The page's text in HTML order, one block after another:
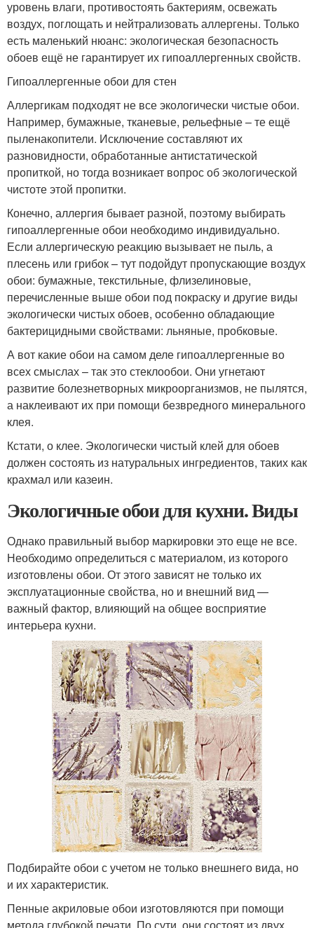
уровень влаги, противостоять бактериям, освежать
воздух, поглощать и нейтрализовать аллергены. Только
есть маленький нюанс: экологическая безопасность
обоев ещё не гарантирует их гипоаллергенных свойств.
Гипоаллергенные обои для стен
Аллергикам подходят не все экологически чистые обои.
Например, бумажные, тканевые, рельефные – те ещё
пыленакопители. Исключение составляют их
разновидности, обработанные антистатической
пропиткой, но тогда возникает вопрос об экологической
чистоте этой пропитки.
Конечно, аллергия бывает разной, поэтому выбирать
гипоаллергенные обои необходимо индивидуально.
Если аллергическую реакцию вызывает не пыль, а
плесень или грибок – тут подойдут пропускающие воздух
обои: бумажные, текстильные, флизелиновые,
перечисленные выше обои под покраску и другие виды
экологически чистых обоев, особенно обладающие
бактерицидными свойствами: льняные, пробковые.
А вот какие обои на самом деле гипоаллергенные во
всех смыслах – так это стеклообои. Они угнетают
развитие болезнетворных микроорганизмов, не пылятся,
а наклеивают их при помощи безвредного минерального
клея.
Кстати, о клее. Экологически чистый клей для обоев
должен состоять из натуральных ингредиентов, таких как
крахмал или казеин.
Экологичные обои для кухни. Виды
Однако правильный выбор маркировки это еще не все.
Необходимо определиться с материалом, из которого
изготовлены обои. От этого зависят не только их
эксплуатационные свойства, но и внешний вид —
важный фактор, влияющий на общее восприятие
интерьера кухни.
Подбирайте обои с учетом не только внешнего вида, но
и их характеристик.
Пенные акриловые обои изготовляются при помощи
метода глубокой печати. По сути, они состоят из двух